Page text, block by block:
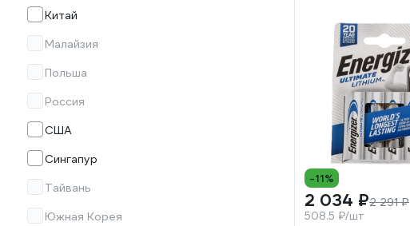
Китай
Малайзия
Польша
Россия
США
Сингапур
Тайвань
Южная Корея
-11%
2 034 ₽2 291 ₽
508.5 ₽/шт